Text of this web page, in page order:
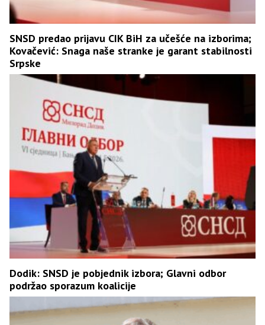
SNSD predao prijavu CIK BiH za učešće na izborima;
Kovačević: Snaga naše stranke je garant stabilnosti
Srpske
Dodik: SNSD je pobjednik izbora; Glavni odbor
podržao sporazum koalicije